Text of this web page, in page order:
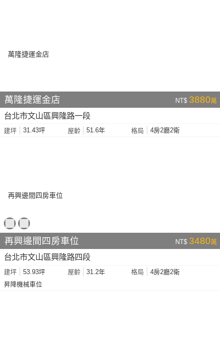
萬隆捷運金店 NT$ 3880萬
台北市文山區興隆路一段
建坪 31.43坪 屋齡 51.6年 格局 4房2廳2衛
再興邊間四房車位 NT$ 3480萬
台北市文山區興隆路四段
建坪 53.93坪 屋齡 31.2年 格局
4房2廳2衛
昇降機械車位